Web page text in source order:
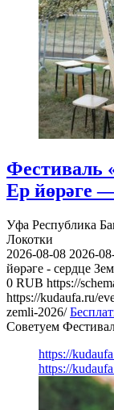
Фестиваль
Ер йөрәге
Уфа Республика
Локотки
2026-08-08 2026-
йөрәге - сердце
0 RUB https://
https://kudaufa.ru/
zemli-2026/
Советуем
https://
https://